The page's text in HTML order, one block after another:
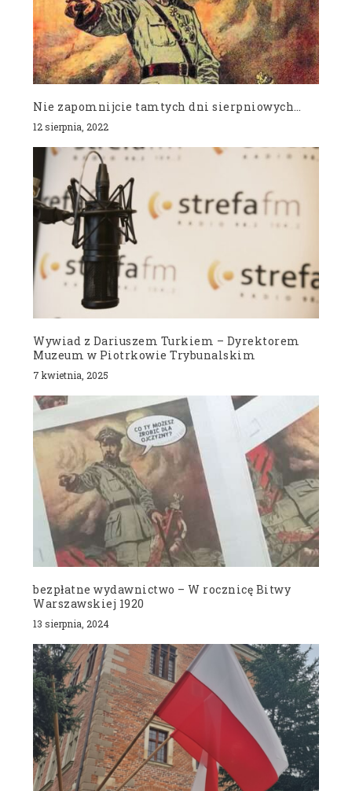
Nie zapomnijcie tamtych dni sierpniowych…
12 sierpnia, 2022
Wywiad z Dariuszem Turkiem – Dyrektorem
Muzeum w Piotrkowie Trybunalskim
7 kwietnia, 2025
bezpłatne wydawnictwo – W rocznicę Bitwy
Warszawskiej 1920
13 sierpnia, 2024